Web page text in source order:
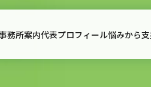
務所案内
務所案内
代表プロフィール悩みから